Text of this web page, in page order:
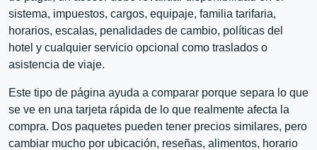
sistema, impuestos, cargos, equipaje, familia tarifaria,
horarios, escalas, penalidades de cambio, políticas del
hotel y cualquier servicio opcional como traslados o
asistencia de viaje.
Este tipo de página ayuda a comparar porque separa lo que
se ve en una tarjeta rápida de lo que realmente afecta la
compra. Dos paquetes pueden tener precios similares, pero
cambiar mucho por ubicación, reseñas, alimentos, horario